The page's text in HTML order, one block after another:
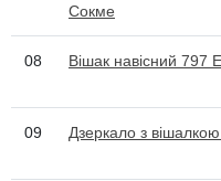
Сокме
08 Вішак навісний 797
09 Дзеркало з